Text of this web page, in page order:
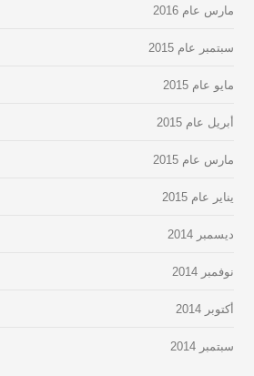
مارس عام 2016
سبتمبر عام 2015
مايو عام 2015
أبريل عام 2015
مارس عام 2015
يناير عام 2015
ديسمبر 2014
نوفمبر 2014
أكتوبر 2014
سبتمبر 2014